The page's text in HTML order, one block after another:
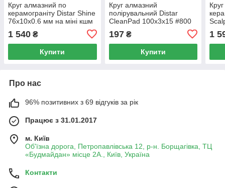
Круг алмазний по
керамограніту Distar Shine
76x10x0.6 мм на міні кшм
1 540 ₴
Купити
Круг алмазний
полірувальний Distar
CleanPad 100x3x15 #800
197₴
Купити
1
Про нас
96% позитивних з 69 відгуків за рік
Працює з 31.01.2017
м. Київ
Об'їзна дорога, Петропавлівська 12, р-н. Борщагівка, ТЦ
«Будмайдан» місце 2А., Київ, Україна
Контакти